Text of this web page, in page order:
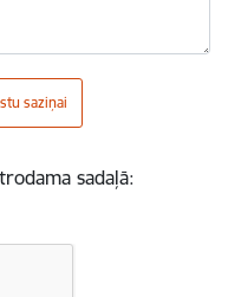
saziņai
sadaļā: